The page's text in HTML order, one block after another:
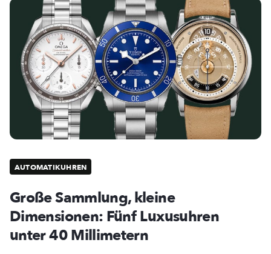
AUTOMATIKUHREN
Große Sammlung, kleine
Dimensionen: Fünf Luxusuhren
unter 40 Millimetern